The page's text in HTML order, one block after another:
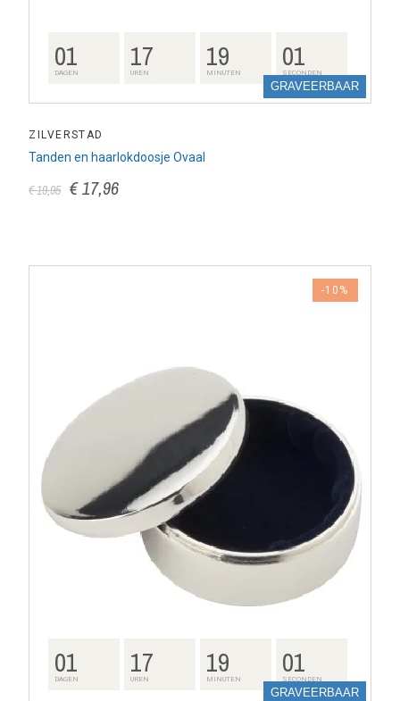
GRAVEERBAAR
01
DAGEN 17
UREN 19
MINUTEN 00
SECONDEN
ZILVERSTAD
Tanden en haarlokdoosje Ovaal
€ 19,95 € 17,96
GRAVEERBAAR
01
DAGEN 17
UREN 19
MINUTEN 00
SECONDEN
-10%